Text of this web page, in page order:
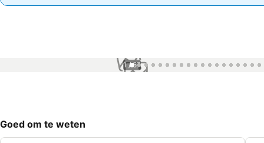
1 / 57
Goed om te weten